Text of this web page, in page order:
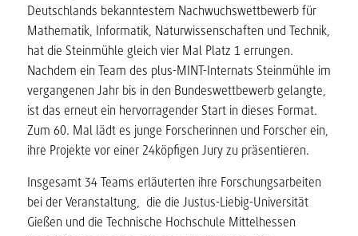
Deutschlands bekanntestem Nachwuchswettbewerb für
Mathematik, Informatik, Naturwissenschaften und Technik,
hat die Steinmühle gleich vier Mal Platz 1 errungen.
Nachdem ein Team des plus-MINT-Internats Steinmühle im
vergangenen Jahr bis in den Bundeswettbewerb gelangte,
ist das erneut ein hervorragender Start in dieses Format.
Zum 60. Mal lädt es junge Forscherinnen und Forscher ein,
ihre Projekte vor einer 24köpfigen Jury zu präsentieren.
Insgesamt 34 Teams erläuterten ihre Forschungsarbeiten
bei der Veranstaltung, die die Justus-Liebig-Universität
Gießen und die Technische Hochschule Mittelhessen